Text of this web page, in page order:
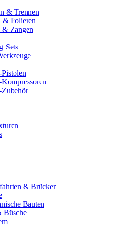
& Trennen
& Polieren
& Zangen
Sets
& Brücken
Bauten
Büsche